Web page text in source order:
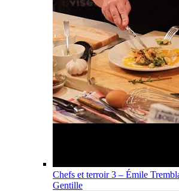
Chefs et terroir 3 – Émile
Gentille